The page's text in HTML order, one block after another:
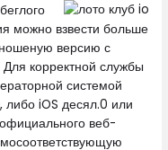
можно взвести больше
версию с
корректной службы
системой
iOS десял.0 или
веб-